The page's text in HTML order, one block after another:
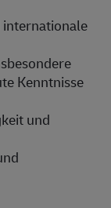
internationale
Kenntnisse
und